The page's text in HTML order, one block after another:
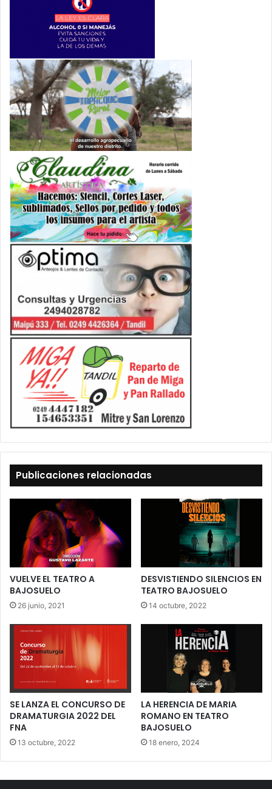
Publicaciones relacionadas
VUELVE EL TEATRO A
BAJOSUELO
26 junio, 2021
DESVISTIENDO SILENCIOS EN
TEATRO BAJOSUELO
14 octubre, 2022
SE LANZA EL CONCURSO DE
DRAMATURGIA 2022 DEL
FNA
13 octubre, 2022
LA HERENCIA DE MARIA
ROMANO EN TEATRO
BAJOSUELO
18 enero, 2024